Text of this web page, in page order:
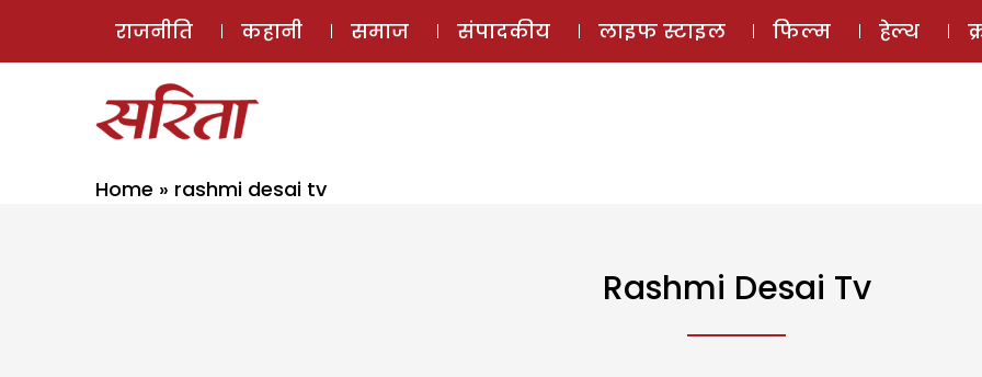
ई-मैगज़ीन
राजनीति कहानी समाज संपादकीय लाइफ स्टाइल फिल्म हेल्थ
Home » rashmi desai tv
Rashmi Desai Tv